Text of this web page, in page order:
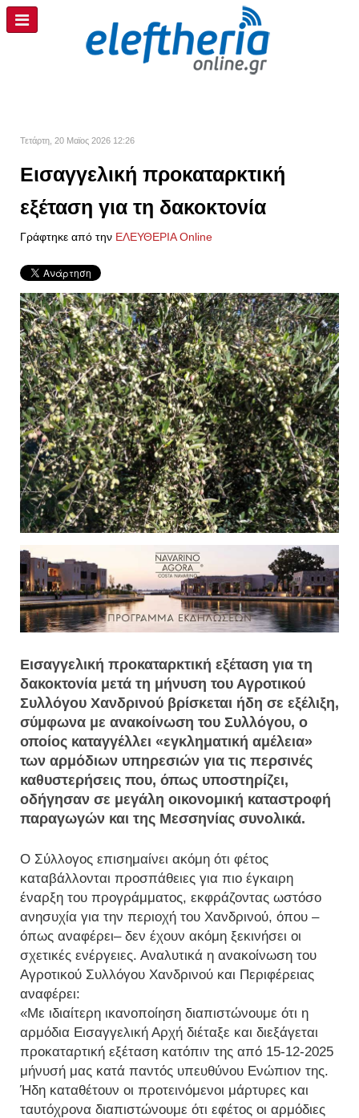
Τετάρτη, 20 Μαϊος 2026 12:26
Εισαγγελική προκαταρκτική
εξέταση για τη δακοκτονία
Γράφτηκε από την ΕΛΕΥΘΕΡΙΑ Online
Εισαγγελική προκαταρκτική εξέταση για τη
δακοκτονία μετά τη μήνυση του Αγροτικού
Συλλόγου Χανδρινού βρίσκεται ήδη σε εξέλιξη,
σύμφωνα με ανακοίνωση του Συλλόγου, ο
οποίος καταγγέλλει «εγκληματική αμέλεια»
των αρμόδιων υπηρεσιών για τις περσινές
καθυστερήσεις που, όπως υποστηρίζει,
οδήγησαν σε μεγάλη οικονομική καταστροφή
παραγωγών και της Μεσσηνίας συνολικά.
Ο Σύλλογος επισημαίνει ακόμη ότι φέτος
καταβάλλονται προσπάθειες για πιο έγκαιρη
έναρξη του προγράμματος, εκφράζοντας ωστόσο
ανησυχία για την περιοχή του Χανδρινού, όπου –
όπως αναφέρει– δεν έχουν ακόμη ξεκινήσει οι
σχετικές ενέργειες. Αναλυτικά η ανακοίνωση του
Αγροτικού Συλλόγου Χανδρινού και Περιφέρειας
αναφέρει:
«Με ιδιαίτερη ικανοποίηση διαπιστώνουμε ότι η
αρμόδια Εισαγγελική Αρχή διέταξε και διεξάγεται
προκαταρτική εξέταση κατόπιν της από 15-12-2025
μήνυσή μας κατά παντός υπευθύνου Ενώπιον της.
Ήδη καταθέτουν οι προτεινόμενοι μάρτυρες και
ταυτόχρονα διαπιστώνουμε ότι εφέτος οι αρμόδιες